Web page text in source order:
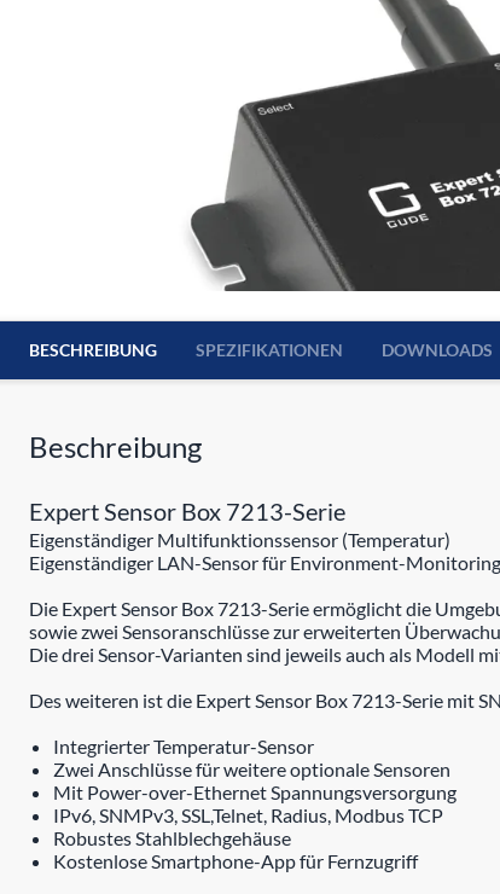
BESCHREIBUNG SPEZIFIKATIONEN DOWNLOADS
Beschreibung
Expert Sensor Box 7213-Serie
Eigenständiger Multifunktionssensor (Temperatur)
Eigenständiger LAN-Sensor für Environment-Monitoring
Die Expert Sensor Box 7213-Serie ermöglicht die
sowie zwei Sensoranschlüsse zur erweiterten
Die drei Sensor-Varianten sind jeweils auch als Modell
Des weiteren ist die Expert Sensor Box 7213-Serie mit
Integrierter Temperatur-Sensor
Zwei Anschlüsse für weitere optionale Sensoren
Mit Power-over-Ethernet Spannungsversorgung
IPv6, SNMPv3, SSL,Telnet, Radius, Modbus TCP
Robustes Stahlblechgehäuse
Kostenlose Smartphone-App für Fernzugriff